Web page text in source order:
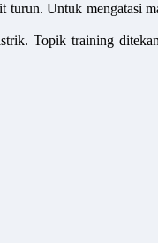
turun. Untuk mengatasi
Topik training